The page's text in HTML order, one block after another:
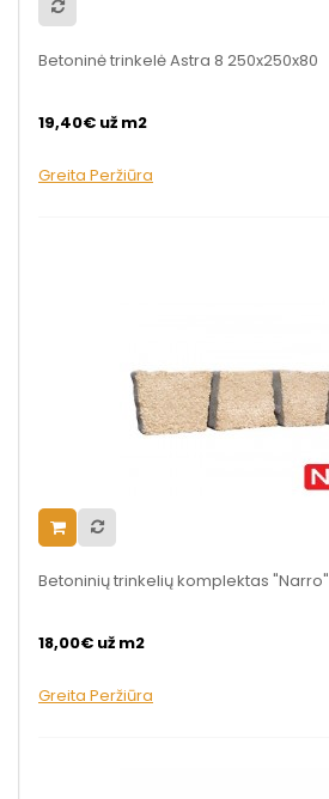
Betoninė trinkelė Astra 8 250x250x80
19,40€ už m2
Greita Peržiūra
Betoninių trinkelių komplektas "Narro"
18,00€ už m2
Greita Peržiūra